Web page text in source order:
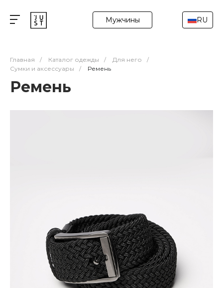
Мужчины RU
Главная / Каталог одежды / Для него
/
Сумки и аксессуары
/ Ремень
Ремень